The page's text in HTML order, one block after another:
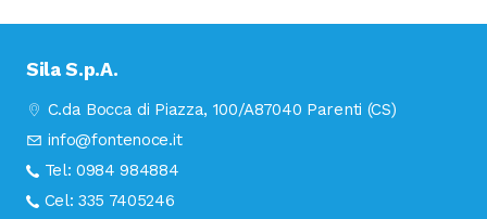
Sila S.p.A.
C.da Bocca di Piazza, 100/A87040 Parenti (CS)
info@fontenoce.it
Tel:0984 984884
Cel:335 7405246